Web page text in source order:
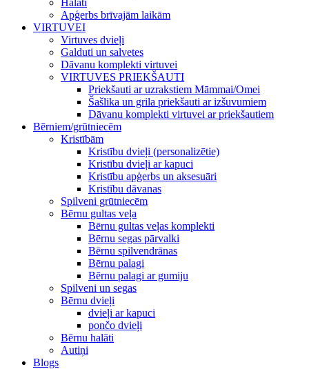
Halāti
Apģerbs brīvajām laikām
VIRTUVEI
Virtuves dvieļi
Galduti un salvetes
Dāvanu komplekti virtuvei
VIRTUVES PRIEKŠAUTI
Priekšauti ar uzrakstiem Māmmai/Omei
Šašlika un grila priekšauti ar izšuvumiem
Dāvanu komplekti virtuvei ar priekšautiem
Bērniem/grūtniecēm
Kristībām
Kristību dvieļi (personalizētie)
Kristību dvieļi ar kapuci
Kristību apģerbs un aksesuāri
Kristību dāvanas
Spilveni grūtniecēm
Bērnu gultas veļa
Bērnu gultas veļas komplekti
Bērnu segas pārvalki
Bērnu spilvendrānas
Bērnu palagi
Bērnu palagi ar gumiju
Spilveni un segas
Bērnu dvieļi
dvieļi ar kapuci
pončo dvieļi
Bērnu halāti
Autiņi
Blogs